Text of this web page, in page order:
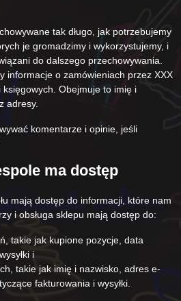
tak długo, jak potrzebujemy
je gromadzimy i wykorzystujemy, i
do dalszego przechowywania.
informacje o zamówieniach przez XXX
Obejmuje to imię i
adresy.
komentarze i opinie, jeśli
ma dostęp
mają dostęp do informacji, które nam
i obsługa sklepu mają dostęp do:
takie jak kupione pozycje, data
i
takie jak imię i nazwisko, adres e-
fakturowania i wysyłki.